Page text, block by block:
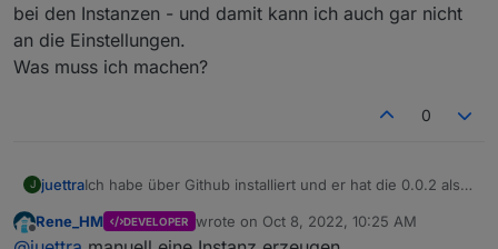
bei den Instanzen - und damit kann ich auch gar nicht
an die Einstellungen.
Was muss ich machen?
0
J juettraIch habe über Github installiert und er hat die 0.0.2 als
bei den Instanzen - und damit kann ich auch gar nicht
Offline
Rene_HM DEVELOPER wrote on Oct 8, 2022, 10:25 AM
last edited by